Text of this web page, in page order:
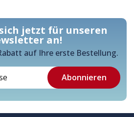
jetzt für unseren
an!
auf Ihre erste Bestellung.